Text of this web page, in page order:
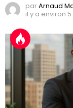
parArnaud
il y a environ